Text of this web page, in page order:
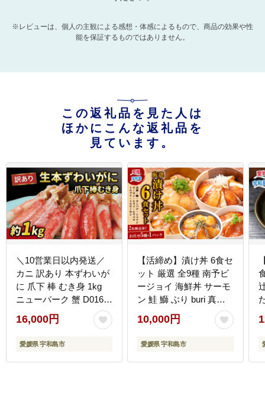
※レビューは、個人の主観による感想・体感によるもので、商品の効果や性
能を保証するものではありません。
この返礼品を見た人は
ほかにこんな返礼品を
見ています。
＼10営業日以内発送／
カニ 訳あり 本ずわいが
に 爪下 棒 むき身 1kg
ニューバーク 蟹 D016-
16,000円
愛媛県 宇和島市
【活締め】漬け丼 6食セ
ット 厳選 全9種 南予ビ
ージョイ 海鮮丼 サーモ
ン 鮭 鰤 ぶり buri 真鯛
たい タイ カンパチ シマ
アジ 縞鯵ヒラメ ヒラマ
サ D010-150005
10,000円
愛媛県 宇和島市